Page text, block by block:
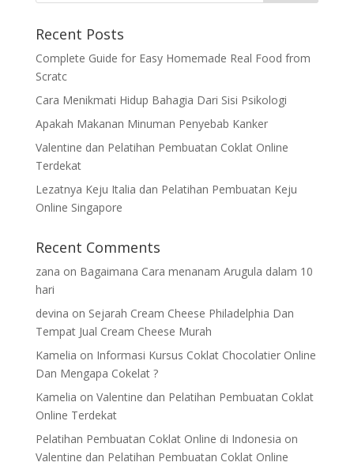
Recent Posts
Complete Guide for Easy Homemade Real Food from
Scratc
Cara Menikmati Hidup Bahagia Dari Sisi Psikologi
Apakah Makanan Minuman Penyebab Kanker
Valentine dan Pelatihan Pembuatan Coklat Online
Terdekat
Lezatnya Keju Italia dan Pelatihan Pembuatan Keju
Online Singapore
Recent Comments
zana on Bagaimana Cara menanam Arugula dalam 10
hari
devina on Sejarah Cream Cheese Philadelphia Dan
Tempat Jual Cream Cheese Murah
Kamelia on Informasi Kursus Coklat Chocolatier Online
Dan Mengapa Cokelat ?
Kamelia on Valentine dan Pelatihan Pembuatan Coklat
Online Terdekat
Pelatihan Pembuatan Coklat Online di Indonesia on
Valentine dan Pelatihan Pembuatan Coklat Online